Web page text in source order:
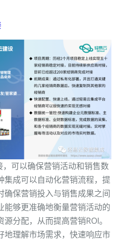
可以确保营销活动和销售数
成可以自动化营销流程，提
确保营销投入与销售成果之间
能够更准确地衡量营销活动的
分配，从而提高营销ROI。
地理解市场需求，快速响应市